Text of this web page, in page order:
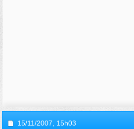
15/11/2007, 15h03